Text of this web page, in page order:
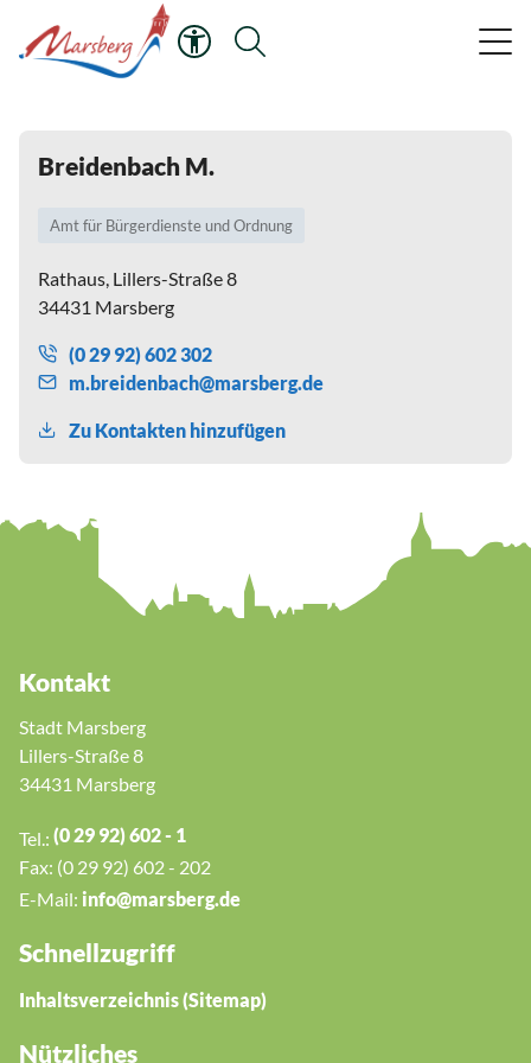
Breidenbach M.
Amt für Bürgerdienste und Ordnung
Rathaus, Lillers-Straße 8
34431 Marsberg
(0 29 92) 602 302
m br d nb ch m rsb rg d
Zu Kontakten hinzufügen
Kontakt
Stadt Marsberg
Lillers-Straße 8
34431 Marsberg
Tel.: (0 29 92) 602 - 1
Fax: (0 29 92) 602 - 202
E-Mail: nf m rsb rg d
Schnellzugriff
Inhaltsverzeichnis (Sitemap)
Nützliches